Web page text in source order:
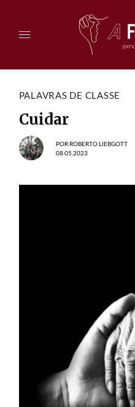
PALAVRAS DE CLASSE
Cuidar
POR ROBERTO LIEBGOTT
08.05.2023